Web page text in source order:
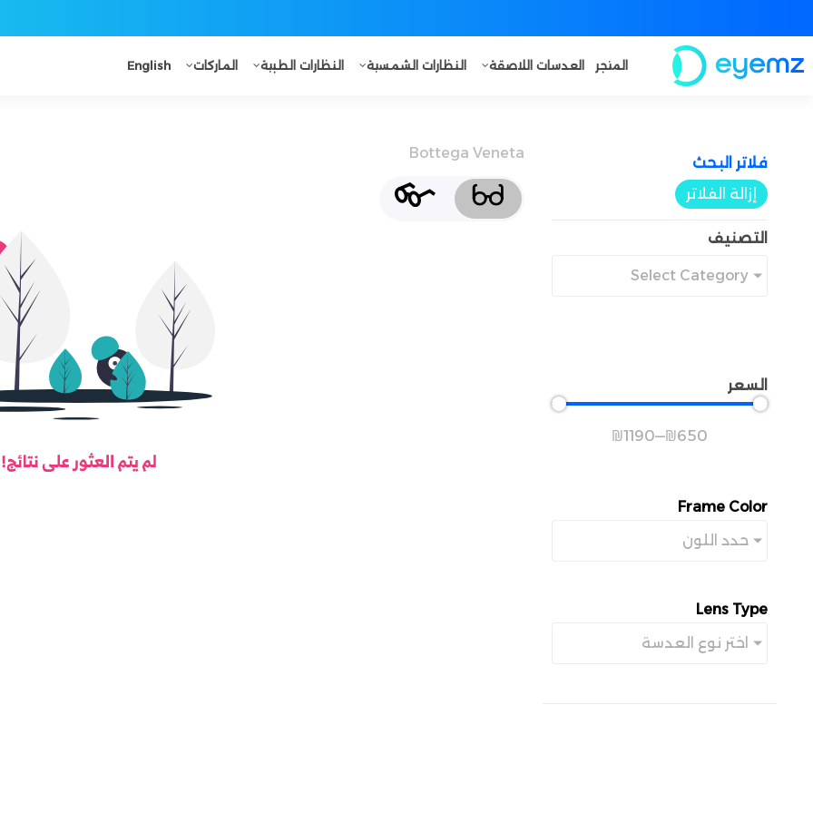
المتجر العدسات اللاصقة النظارات الشمسية النظارات الطبية الماركات English
فلاتر البحث​
إزالة الفلاتر
التصنيف
Select Category
السعر
650
₪
—
1190
₪
Frame Color
حدد اللون
Lens Type
اختر نوع العدسة
Bottega Veneta